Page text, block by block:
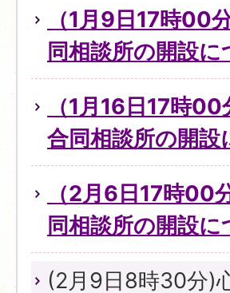
（1月9日17時00
同相談所の開設に
（1月16日17時
合同相談所の開設
（2月6日17時00
同相談所の開設に
(2月9日8時30分)